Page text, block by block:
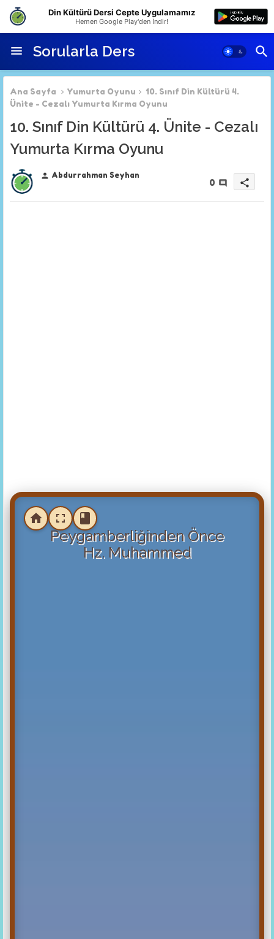
Sorularla Ders
Ana Sayfa Yumurta Oyunu
10. Sınıf Din Kültürü 4.
Ünite - Cezalı Yumurta Kırma Oyunu
10. Sınıf Din Kültürü 4. Ünite - Cezalı
Yumurta Kırma Oyunu
person Abdurrahman Seyhan
0 share
Peygamberliğinden Önce
Hz. Muhammed
Din Kültürü Dersi Cepte Uygulamamız
Hemen Google Play'den İndir!